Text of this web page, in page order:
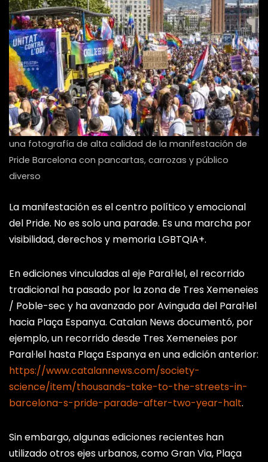
una fotografía de alta calidad de la manifestación de
Pride Barcelona con pancartas, carrozas y público
diverso
La manifestación es el centro político y emocional
del Pride. No es solo una parade. Es una marcha por
visibilidad, derechos y memoria LGBTQIA+.
En ediciones vinculadas al eje Paral·lel, el recorrido
tradicional ha pasado por la zona de Tres Xemeneies
/ Poble-sec y ha avanzado por Avinguda del Paral·lel
hacia Plaça Espanya. Catalan News documentó, por
ejemplo, un recorrido desde Tres Xemeneies por
Paral·lel hasta Plaça Espanya en una edición anterior:
https://www.catalannews.com/society-
science/item/thousands-take-to-the-streets-in-
barcelona-s-pride-parade-after-two-year-halt.
Sin embargo, algunas ediciones recientes han
utilizado otros ejes urbanos, como Gran Via, Plaça